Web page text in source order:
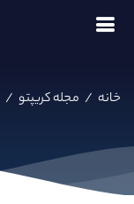
خانه / مجله کریپتو /